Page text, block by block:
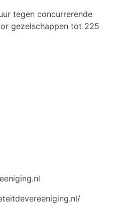
tegen concurrerende
gezelschappen tot 225